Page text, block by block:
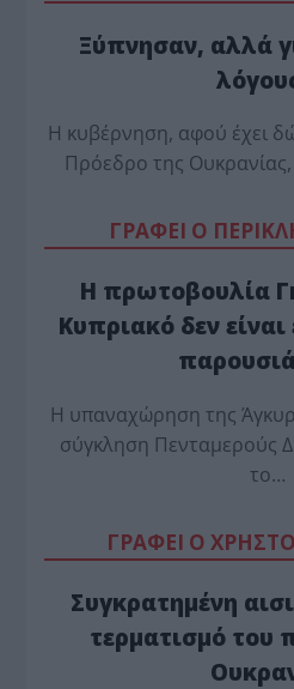
Ξύπνησαν, αλλά
Η κυβέρνηση, αφού έχει
Πρόεδρο της Ουκρανίας,
ΓΡΑΦΕΙ Ο
Η πρωτοβουλία
Κυπριακό δεν
Η υπαναχώρηση της
σύγκληση Πενταμερούς
το…
ΓΡΑΦΕΙ Ο
Συγκρατημένη
τερματισμό του